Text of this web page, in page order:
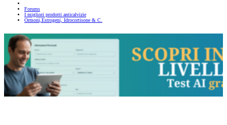
Forums
I migliori prodotti anticalvizie
Ormoni,Estrogeni, Idrocortisone & C.